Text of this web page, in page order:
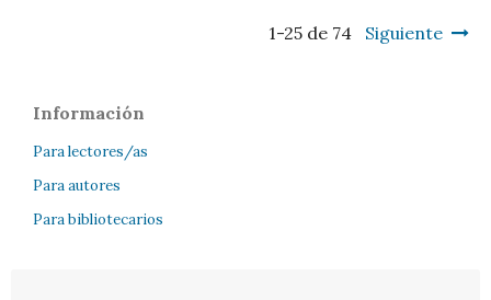
1-25 de 74 Siguiente
Información
Para lectores/as
Para autores
Para bibliotecarios